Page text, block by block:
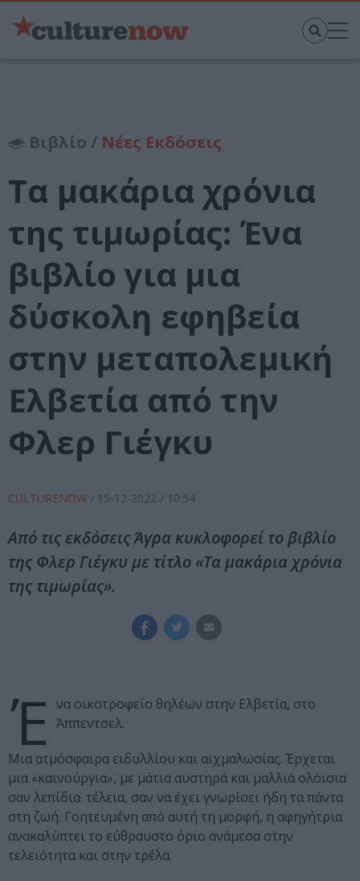
Βιβλίο / Νέες Εκδόσεις
Τα μακάρια χρόνια
της τιμωρίας: Ένα
βιβλίο για μια
δύσκολη εφηβεία
στην μεταπολεμική
Ελβετία από την
Φλερ Γιέγκυ
CULTURENOW / 15-12-2022 / 10:54
Από τις εκδόσεις Άγρα κυκλοφορεί το βιβλίο
της Φλερ Γιέγκυ με τίτλο «Τα μακάρια χρόνια
της τιμωρίας».
Έ να οικοτροφείο θηλέων στην Ελβετία, στο
Άππεντσελ.
Μια ατμόσφαιρα ειδυλλίου και αιχμαλωσίας. Έρχεται
μια «καινούργια», με μάτια αυστηρά και μαλλιά ολόισια
σαν λεπίδια· τέλεια, σαν να έχει γνωρίσει ήδη τα πάντα
στη ζωή. Γοητευμένη από αυτή τη μορφή, η αφηγήτρια
ανακαλύπτει το εύθραυστο όριο ανάμεσα στην
τελειότητα και στην τρέλα.